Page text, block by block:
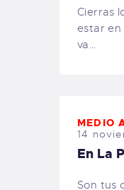
Cierras
estar en
va…
MEDIO
14
En La
Son tus